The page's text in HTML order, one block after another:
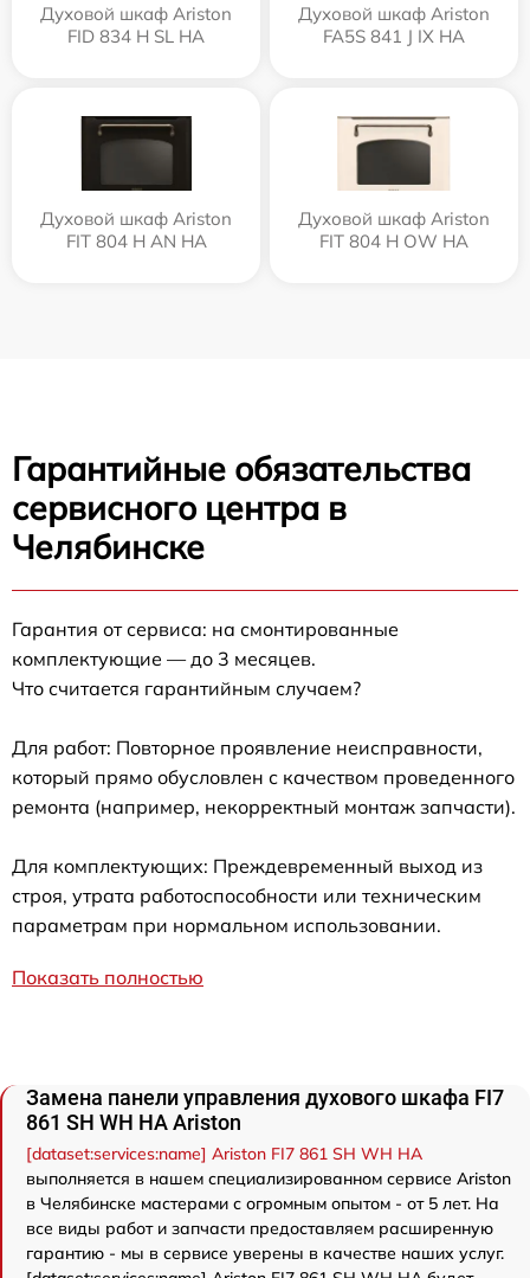
Духовой шкаф Ariston
FID 834 H SL HA
Духовой шкаф Ariston
FA5S 841 J IX HA
Духовой шкаф Ariston
FIT 804 H AN HA
Духовой шкаф Ariston
FIT 804 H OW HA
Гарантийные обязательства
сервисного центра в
Челябинске
Гарантия от сервиса: на смонтированные
комплектующие — до 3 месяцев.
Что считается гарантийным случаем?
Для работ: Повторное проявление неисправности,
который прямо обусловлен с качеством проведенного
ремонта (например, некорректный монтаж запчасти).
Для комплектующих: Преждевременный выход из
строя, утрата работоспособности или техническим
параметрам при нормальном использовании.
Показать полностью
Замена панели управления духового шкафа FI7
861 SH WH HA Ariston
[dataset:services:name] Ariston FI7 861 SH WH HA
выполняется в нашем специализированном сервисе Ariston
в Челябинске мастерами с огромным опытом - от 5 лет. На
все виды работ и запчасти предоставляем расширенную
гарантию - мы в сервисе уверены в качестве наших услуг.